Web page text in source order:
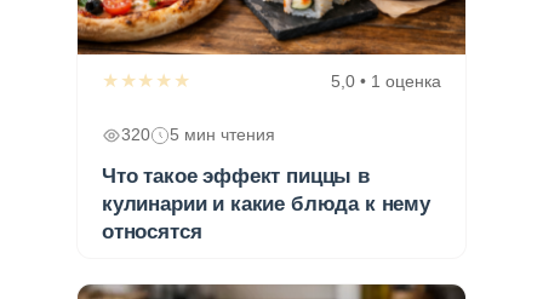
★★★★★ 5,0 • 1 оценка
320 5 мин чтения
Что такое эффект пиццы в
кулинарии и какие блюда к нему
относятся